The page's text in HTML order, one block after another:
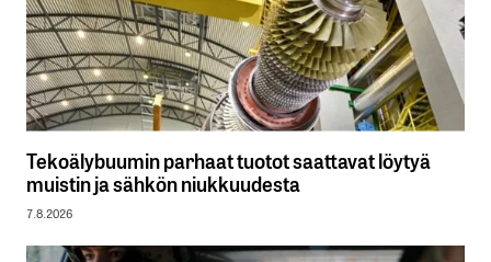
Tekoälybuumin parhaat tuotot saattavat löytyä
muistin ja sähkön niukkuudesta
7.8.2026